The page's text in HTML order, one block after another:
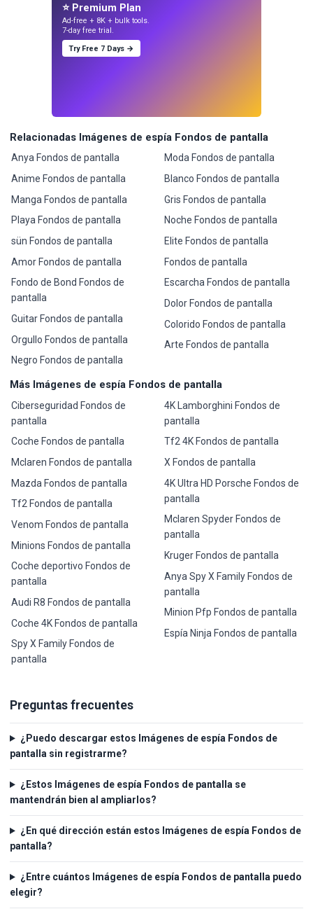
⭐ Premium Plan
Ad-free + 8K + bulk tools.
7-day free trial.
Try Free 7 Days →
Relacionadas Imágenes de espía Fondos de pantalla
Anya Fondos de pantalla
Anime Fondos de pantalla
Manga Fondos de pantalla
Playa Fondos de pantalla
sün Fondos de pantalla
Amor Fondos de pantalla
Fondo de Bond Fondos de
pantalla
Guitar Fondos de pantalla
Orgullo Fondos de pantalla
Negro Fondos de pantalla
Moda Fondos de pantalla
Blanco Fondos de pantalla
Gris Fondos de pantalla
Noche Fondos de pantalla
Elite Fondos de pantalla
Fondos de pantalla
Escarcha Fondos de pantalla
Dolor Fondos de pantalla
Colorido Fondos de pantalla
Arte Fondos de pantalla
Más Imágenes de espía Fondos de pantalla
Ciberseguridad Fondos de
pantalla
Coche Fondos de pantalla
Mclaren Fondos de pantalla
Mazda Fondos de pantalla
Tf2 Fondos de pantalla
Venom Fondos de pantalla
Minions Fondos de pantalla
Coche deportivo Fondos de
pantalla
Audi R8 Fondos de pantalla
Coche 4K Fondos de pantalla
Spy X Family Fondos de
pantalla
4K Lamborghini Fondos de
pantalla
Tf2 4K Fondos de pantalla
X Fondos de pantalla
4K Ultra HD Porsche Fondos de
pantalla
Mclaren Spyder Fondos de
pantalla
Kruger Fondos de pantalla
Anya Spy X Family Fondos de
pantalla
Minion Pfp Fondos de pantalla
Espía Ninja Fondos de pantalla
Preguntas frecuentes
¿Puedo descargar estos Imágenes de espía Fondos de
pantalla sin registrarme?
¿Estos Imágenes de espía Fondos de pantalla se
mantendrán bien al ampliarlos?
¿En qué dirección están estos Imágenes de espía Fondos de
pantalla?
¿Entre cuántos Imágenes de espía Fondos de pantalla puedo
elegir?